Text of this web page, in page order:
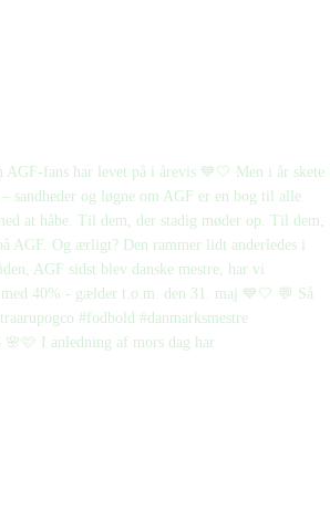
I anledning af mors dag har